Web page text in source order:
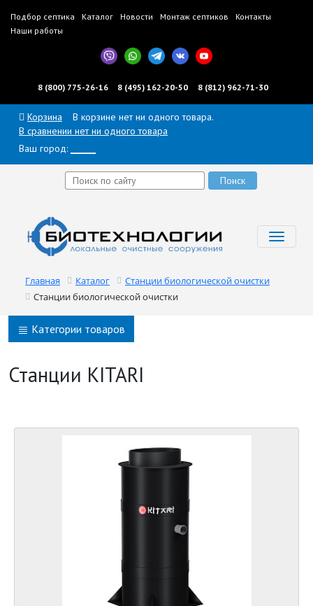
Подбор септика Каталог Новости Монтаж септиков
Контакты
Наши работы
8 (800) 775-26-16 8 (495) 162-20-50 8 (812) 962-71-30
Корзина
В корзине нет ни одного товара.
В сравнении нет ни одного товара
Ваш город:
Главная Каталог
Станции биологической очистки
Станции биологической очистки
Категории товаров
Станции KITARI